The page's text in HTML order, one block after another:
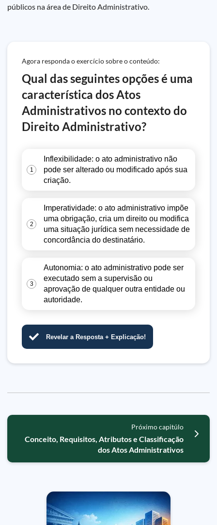
públicos na área de Direito Administrativo.
Agora responda o exercício sobre o conteúdo:
Qual das seguintes opções é uma
característica dos Atos
Administrativos no contexto do
Direito Administrativo?
1
Inflexibilidade: o ato administrativo não
pode ser alterado ou modificado após sua
criação.
2
Imperatividade: o ato administrativo impõe
uma obrigação, cria um direito ou modifica
uma situação jurídica sem necessidade de
concordância do destinatário.
3
Autonomia: o ato administrativo pode ser
executado sem a supervisão ou
aprovação de qualquer outra entidade ou
autoridade.
Revelar a Resposta + Explicação!
Próximo capitúlo
Conceito, Requisitos, Atributos e Classificação
dos Atos Administrativos